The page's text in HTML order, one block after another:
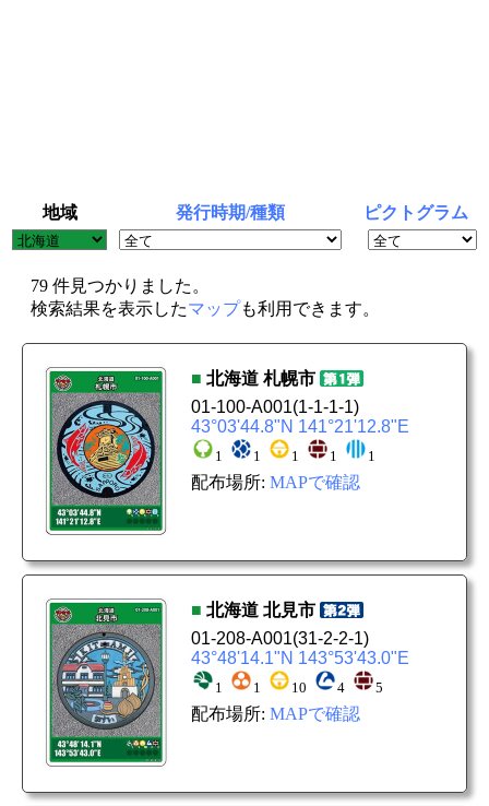
地域 発行時期/種類 ピクトグラム
79 件見つかりました。
検索結果を表示したマップも利用できます。
■ 北海道 札幌市
01-100-A001(1-1-1-1)
43°03'44.8"N 141°21'12.8"E
1 1 1 1 1
配布場所: MAPで確認
■ 北海道 北見市
01-208-A001(31-2-2-1)
43°48'14.1"N 143°53'43.0"E
1 1 10 4 5
配布場所: MAPで確認